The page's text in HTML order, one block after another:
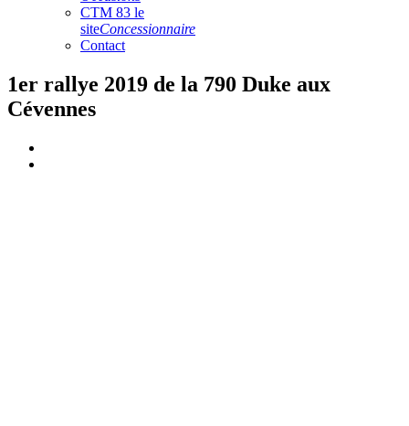
CTM 83 le
siteConcessionnaire
Contact
1er rallye 2019 de la 790 Duke aux
Cévennes